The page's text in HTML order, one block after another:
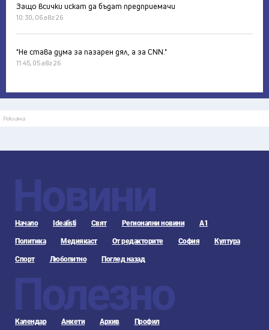
Защо всички искат да бъдат предприемачи
10:30, 06 авг 26
"Не става дума за пазарен дял, а за CNN."
11:45, 05 авг 26
Реклама
Новини
Начало Idealisti Свят Регионални новини А1
Политика Медиякаст От редакторите София Култура
Спорт Любопитно Поглед назад
Полезно
Календар Анкети Архив Профил